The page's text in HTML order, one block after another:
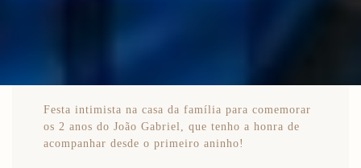
Festa intimista na casa da família para comemorar
os 2 anos do João Gabriel, que tenho a honra de
acompanhar desde o primeiro aninho!